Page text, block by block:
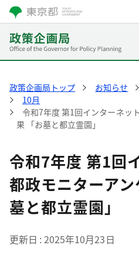
政策企画局トップ お知らせ
10月
令和7年度 第1回インターネッ
果 「お墓と都立霊園」
令和7年度 第1回
都政モニターア
墓と都立霊園」
更新日 2025年10月23日